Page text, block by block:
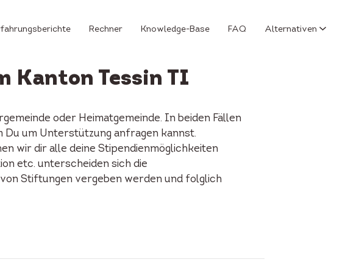
Rechner Knowledge-Base FAQ Alternativen
Kanton Tessin TI
oder Heimatgemeinde. In beiden Fällen
Du um Unterstützung anfragen kannst.
wir dir alle deine Stipendienmöglichkeiten
etc. unterscheiden sich die
Stiftungen vergeben werden und folglich